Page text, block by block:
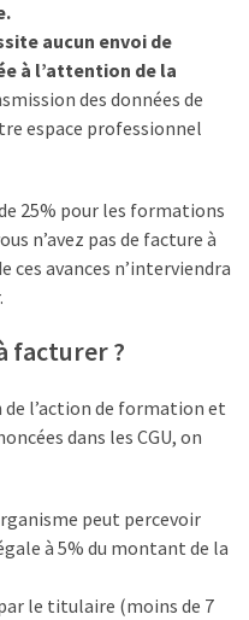
aucun envoi de
à l’attention de la
des données de
espace professionnel
25% pour les formations
n’avez pas de facture à
avances n’interviendra
facturer ?
l’action de formation et
dans les CGU, on
peut percevoir
à 5% du montant de la
le titulaire (moins de 7